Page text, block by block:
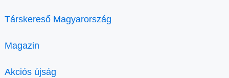
Társkereső Magyarország
Magazin
Akciós újság